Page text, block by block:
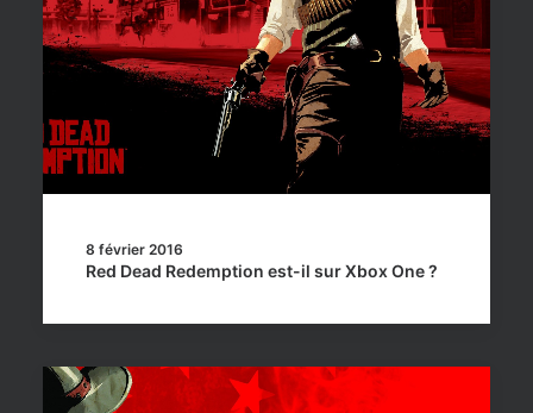
8 février 2016
Red Dead Redemption est-il sur Xbox One ?